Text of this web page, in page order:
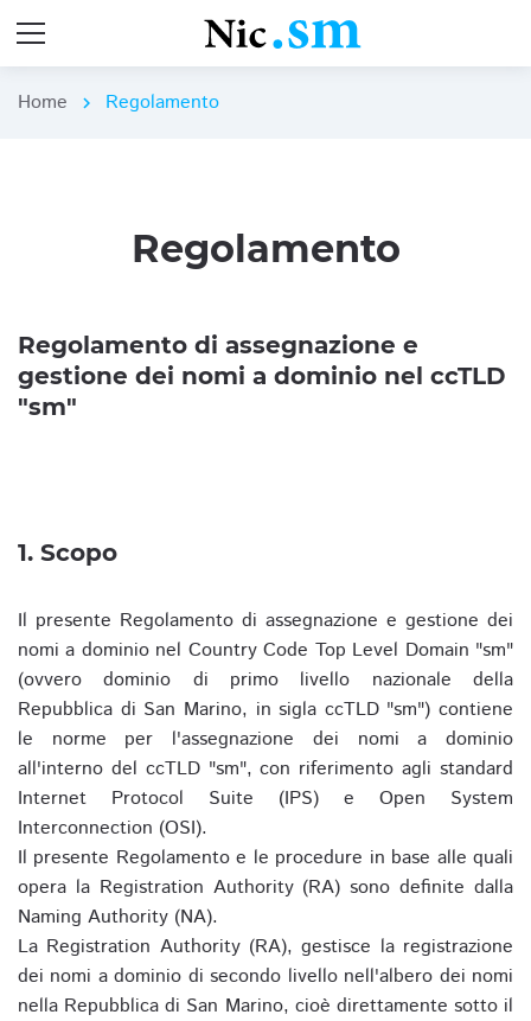
Home chevron_right Regolamento
Regolamento
Regolamento di assegnazione e
gestione dei nomi a dominio nel ccTLD
"sm"
1. Scopo
Il presente Regolamento di assegnazione e gestione dei
nomi a dominio nel Country Code Top Level Domain "sm"
(ovvero dominio di primo livello nazionale della
Repubblica di San Marino, in sigla ccTLD "sm") contiene
le norme per l'assegnazione dei nomi a dominio
all'interno del ccTLD "sm", con riferimento agli standard
Internet Protocol Suite (IPS) e Open System
Interconnection (OSI).
Il presente Regolamento e le procedure in base alle quali
opera la Registration Authority (RA) sono definite dalla
Naming Authority (NA).
La Registration Authority (RA), gestisce la registrazione
dei nomi a dominio di secondo livello nell'albero dei nomi
nella Repubblica di San Marino, cioè direttamente sotto il